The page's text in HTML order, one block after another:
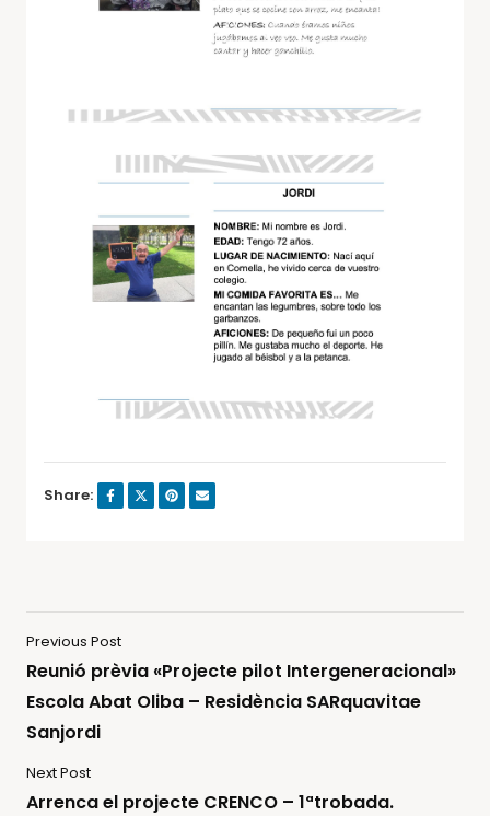
Share:
Previous Post
Reunió prèvia «Projecte pilot Intergeneracional»
Escola Abat Oliba – Residència SARquavitae
Sanjordi
Next Post
Arrenca el projecte CRENCO – 1ªtrobada.